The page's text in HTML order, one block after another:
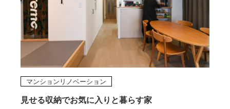
見せる収納でお気に入りと暮らす家
マンションリノベーション